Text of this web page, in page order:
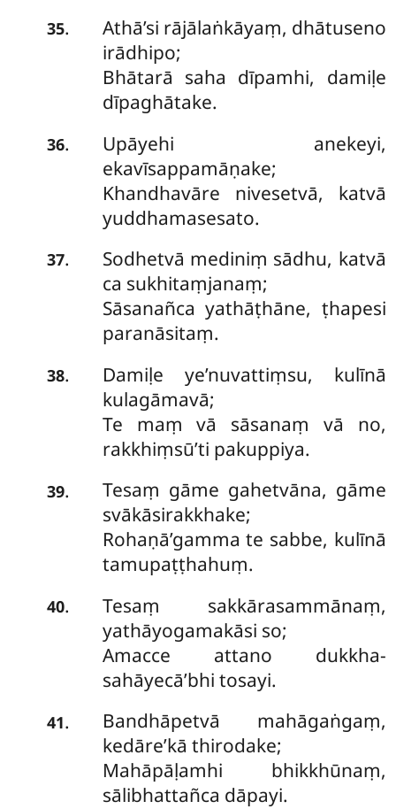
35.
Athā’si rājālaṅkāyaṃ, dhātuseno
irādhipo;
Bhātarā saha dīpamhi, damiḷe
dīpaghātake.
36.
Upāyehi anekeyi,
ekavīsappamāṇake;
Khandhavāre nivesetvā, katvā
yuddhamasesato.
37.
Sodhetvā mediniṃ sādhu, katvā
ca sukhitaṃjanaṃ;
Sāsanañca yathāṭhāne, ṭhapesi
paranāsitaṃ.
38.
Damiḷe ye’nuvattiṃsu, kulīnā
kulagāmavā;
Te maṃ vā sāsanaṃ vā no,
rakkhiṃsū’ti pakuppiya.
39.
Tesaṃ gāme gahetvāna, gāme
svākāsirakkhake;
Rohaṇā’gamma te sabbe, kulīnā
tamupaṭṭhahuṃ.
40.
Tesaṃ sakkārasammānaṃ,
yathāyogamakāsi so;
Amacce attano dukkha-
sahāyecā’bhi tosayi.
41.
Bandhāpetvā mahāgaṅgaṃ,
kedāre’kā thirodake;
Mahāpāḷamhi bhikkhūnaṃ,
sālibhattañca dāpayi.